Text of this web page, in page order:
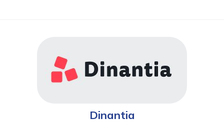
Dinantia